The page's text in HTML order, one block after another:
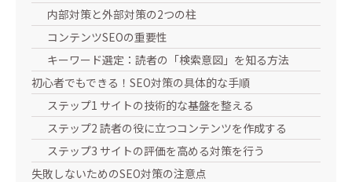
内部対策と外部対策の2つの柱
コンテンツSEOの重要性
キーワード選定：読者の「検索意図」を知る方法
初心者でもできる！SEO対策の具体的な手順
ステップ1 サイトの技術的な基盤を整える
ステップ2 読者の役に立つコンテンツを作成する
ステップ3 サイトの評価を高める対策を行う
失敗しないためのSEO対策の注意点